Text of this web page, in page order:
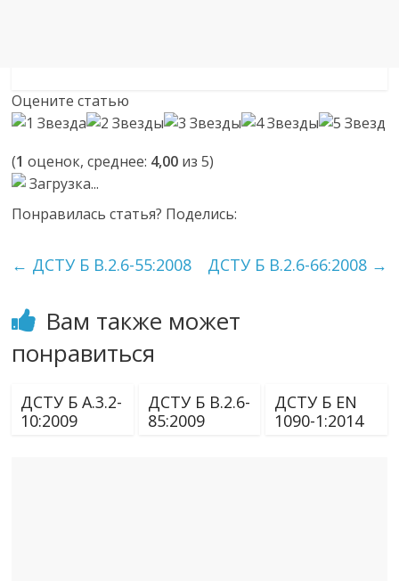
Оцените статью
(1 оценок, среднее: 4,00 из 5)
Загрузка...
Понравилась статья? Поделись:
← ДСТУ Б В.2.6-55:2008 ДСТУ Б В.2.6-66:2008 →
Вам также может
понравиться
ДСТУ Б А.3.2-
10:2009
ДСТУ Б В.2.6-
85:2009
ДСТУ Б EN
1090-1:2014